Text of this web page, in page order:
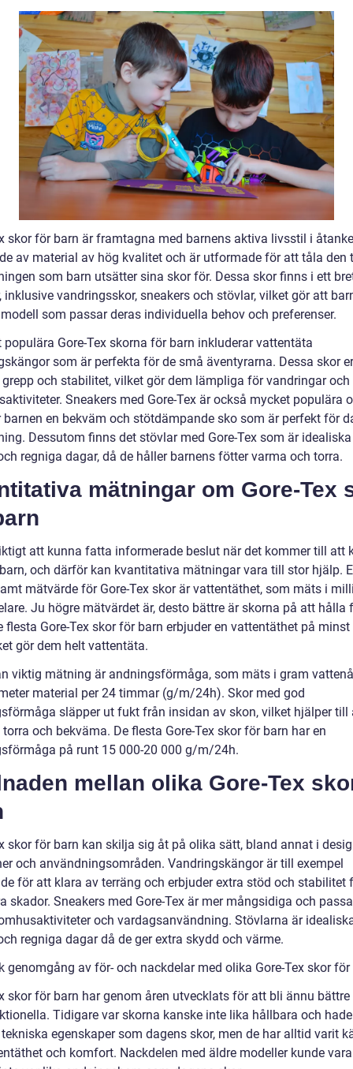
skor för barn är framtagna med barnens aktiva livsstil i
av material av hög kvalitet och är utformade för att tåla den
som barn utsätter sina skor för. Dessa skor finns i ett
inklusive vandringsskor, sneakers och stövlar, vilket gör att
som passar deras individuella behov och preferenser.
populära Gore-Tex skorna för barn inkluderar vattentäta
som är perfekta för de små äventyrarna. Dessa skor
och stabilitet, vilket gör dem lämpliga för vandringar och
Sneakers med Gore-Tex är också mycket populära
barnen en bekväm och stötdämpande sko som är perfekt för
Dessutom finns det stövlar med Gore-Tex som är
regniga dagar, då de håller barnens fötter varma och torra.
mätningar om Gore-Tex
att kunna fatta informerade beslut när det kommer till att
och därför kan kvantitativa mätningar vara till stor hjälp.
mätvärde för Gore-Tex skor är vattentäthet, som mäts i
Ju högre mätvärdet är, desto bättre är skorna på att hålla
flesta Gore-Tex skor för barn erbjuder en vattentäthet på
gör dem helt vattentäta.
viktig mätning är andningsförmåga, som mäts i gram
material per 24 timmar (g/m/24h). Skor med god
släpper ut fukt från insidan av skon, vilket hjälper till
och bekväma. De flesta Gore-Tex skor för barn har en
på runt 15 000-20 000 g/m/24h.
mellan olika Gore-Tex
skor för barn kan skilja sig åt på olika sätt, bland annat i
och användningsområden. Vandringskängor är till exempel
för att klara av terräng och erbjuder extra stöd och stabilitet
skador. Sneakers med Gore-Tex är mer mångsidiga och
och vardagsanvändning. Stövlarna är
regniga dagar då de ger extra skydd och värme.
genomgång av för- och nackdelar med olika Gore-Tex skor för
skor för barn har genom åren utvecklats för att bli ännu bättre
Tidigare var skorna kanske inte lika hållbara och
egenskaper som dagens skor, men de har alltid varit
och komfort. Nackdelen med äldre modeller kunde